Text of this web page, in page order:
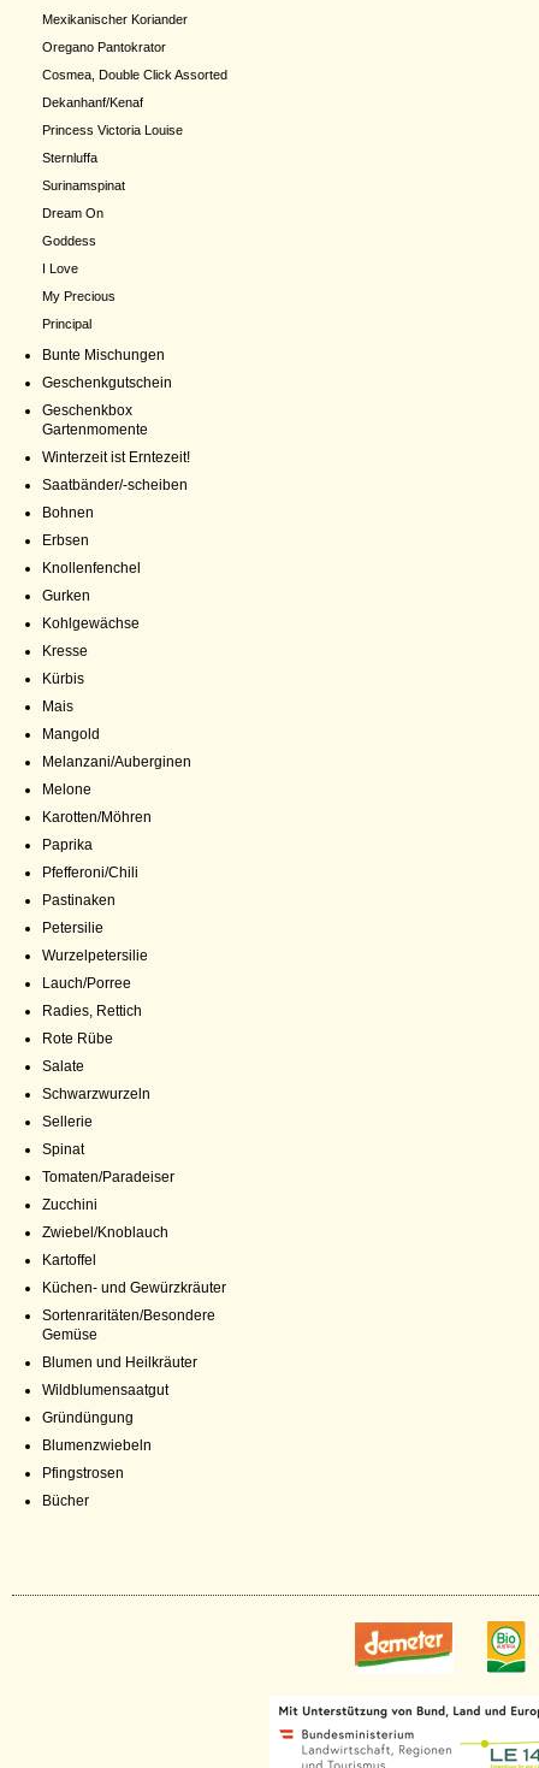
Mexikanischer Koriander
Oregano Pantokrator
Cosmea, Double Click Assorted
Dekanhanf/Kenaf
Princess Victoria Louise
Sternluffa
Surinamspinat
Dream On
Goddess
I Love
My Precious
Principal
Bunte Mischungen
Geschenkgutschein
Geschenkbox
Gartenmomente
Winterzeit ist Erntezeit!
Saatbänder/-scheiben
Bohnen
Erbsen
Knollenfenchel
Gurken
Kohlgewächse
Kresse
Kürbis
Mais
Mangold
Melanzani/Auberginen
Melone
Karotten/Möhren
Paprika
Pfefferoni/Chili
Pastinaken
Petersilie
Wurzelpetersilie
Lauch/Porree
Radies, Rettich
Rote Rübe
Salate
Schwarzwurzeln
Sellerie
Spinat
Tomaten/Paradeiser
Zucchini
Zwiebel/Knoblauch
Kartoffel
Küchen- und Gewürzkräuter
Sortenraritäten/Besondere
Gemüse
Blumen und Heilkräuter
Wildblumensaatgut
Gründüngung
Blumenzwiebeln
Pfingstrosen
Bücher